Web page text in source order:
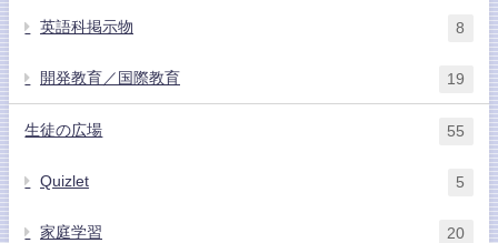
英語科掲示物 8
開発教育／国際教育 19
生徒の広場 55
Quizlet 5
家庭学習 20